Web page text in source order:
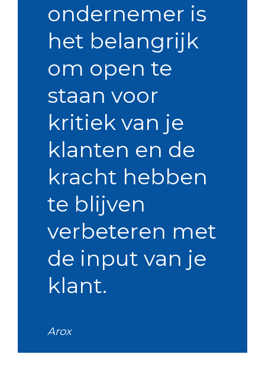
ondernemer is
het belangrijk
om open te
staan voor
kritiek van je
klanten en de
kracht hebben
te blijven
verbeteren met
de input van je
klant.
Arox